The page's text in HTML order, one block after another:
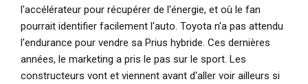
l'accélérateur pour récupérer de l'énergie, et où le fan
pourrait identifier facilement l'auto. Toyota n'a pas attendu
l'endurance pour vendre sa Prius hybride. Ces dernières
années, le marketing a pris le pas sur le sport. Les
constructeurs vont et viennent avant d'aller voir ailleurs si